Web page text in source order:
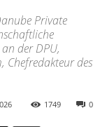
Private
der DPU,
Chefredakteur des
0
1749